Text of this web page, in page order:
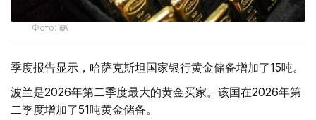
Фото: ӨзА
季度报告显示，哈萨克斯坦国家银行黄金储备增加了15吨。
波兰是2026年第二季度最大的黄金买家。该国在2026年第
二季度增加了51吨黄金储备。